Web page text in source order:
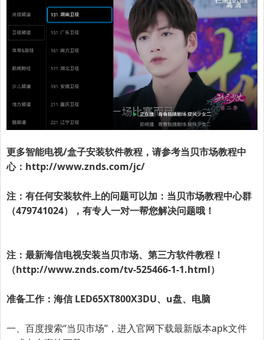
更多智能电视/盒子安装软件教程，请参考当贝市场教程中
心： http://www.znds.com/jc/
注：有任何安装软件上的问题可以加： 当贝市场教程中心群
（479741024），有专人一对一帮您解决问题哦！
注：最新海信电视安装当贝市场、第三方软件教程！
（http://www.znds.com/tv-525466-1-1.html）
准备工作：海信 LED65XT800X3DU、u盘、电脑
一、百度搜索“当贝市场”，进入官网下载最新版本apk文件